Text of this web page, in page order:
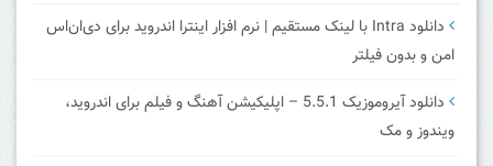
دانلود Intra با لینک مستقیم | نرم افزار اینترا اندروید برای دی‌ان‌اس
امن و بدون فیلتر
دانلود آیروموزیک 5.5.1 – اپلیکیشن آهنگ و فیلم برای اندروید،
ویندوز و مک